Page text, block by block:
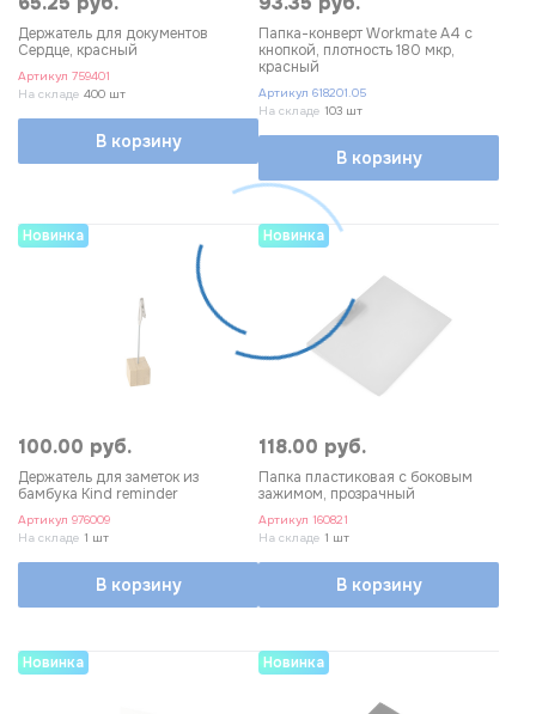
Держатель для документов
Сердце, красный
Артикул 759401
На складе 400 шт
В корзину
Папка-конверт Workmate А4 с
кнопкой, плотность 180 мкр,
красный
Артикул 618201.05
На складе 103 шт
В корзину
Новинка
100.00 руб.
Держатель для заметок из
бамбука Kind reminder
Артикул 976009
На складе 1 шт
В корзину
Новинка
118.00 руб.
Папка пластиковая с боковым
зажимом, прозрачный
Артикул 160821
На складе 1 шт
В корзину
Новинка Новинка